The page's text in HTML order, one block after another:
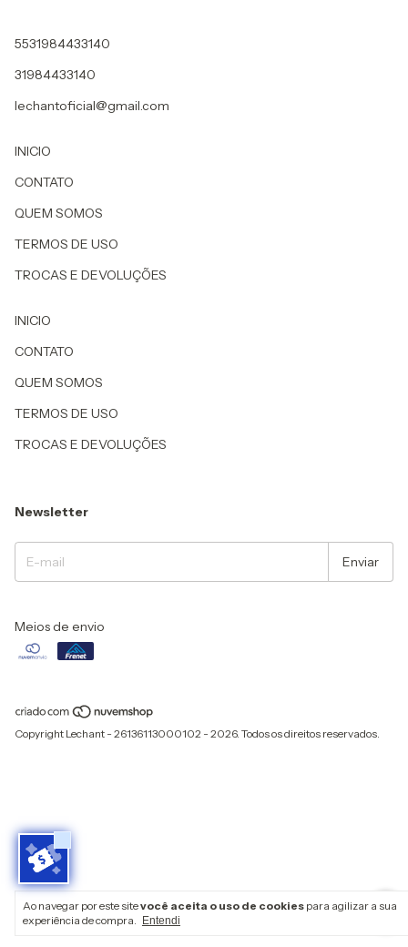
Ao navegar por este sitevocê aceita o uso de cookies para agilizar a sua
experiência de compra.
Entendi
5531984433140
31984433140
lechantoficial@gmail.com
INICIO
CONTATO
QUEM SOMOS
TERMOS DE USO
TROCAS E DEVOLUÇÕES
INICIO
CONTATO
QUEM SOMOS
TERMOS DE USO
TROCAS E DEVOLUÇÕES
Newsletter
Meios de envio
Copyright Lechant - 26136113000102 - 2026. Todos os direitos reservados.